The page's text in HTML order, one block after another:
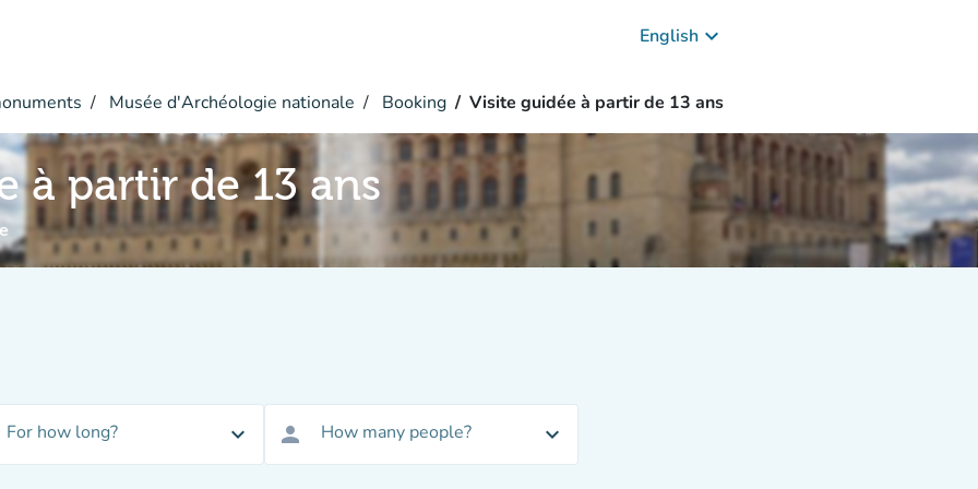
English keyboard_arrow_down
Musée d'Archéologie nationale Booking Visite guidée à partir de 13 ans
à partir de 13 ans
For how long? expand_more person How many people? expand_more